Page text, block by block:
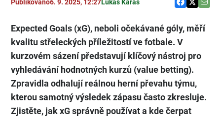
Publikováno6. 9. 2025, 12:27Lukáš Karas
Expected Goals (xG), neboli očekávané góly, měří
kvalitu střeleckých příležitostí ve fotbale. V
kurzovém sázení představují klíčový nástroj pro
vyhledávání hodnotných kurzů (value betting).
Zpravidla odhalují reálnou herní převahu týmu,
kterou samotný výsledek zápasu často zkresluje.
Zjistěte, jak xG správně používat a kde čerpat